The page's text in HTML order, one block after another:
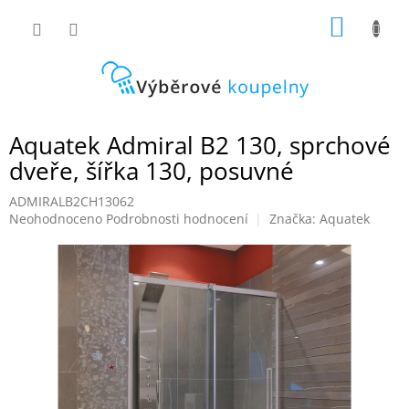
Aquatek Admiral B2 130, sprchové
dveře, šířka 130, posuvné
ADMIRALB2CH13062
Průměrné
Neohodnoceno Podrobnosti hodnocení Značka: Aquatek